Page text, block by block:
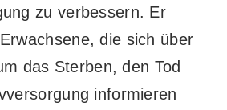
zu verbessern. Er
die sich über
das Sterben, den Tod
informieren